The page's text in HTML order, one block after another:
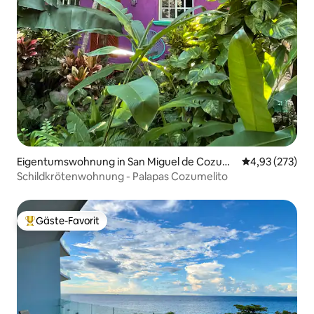
Eigentumswohnung in San Miguel de Cozum
el
4,93 (273)
Schildkrötenwohnung - Palapas Cozumelito
Beliebter Gäste-Favorit.
Gäste-Favorit